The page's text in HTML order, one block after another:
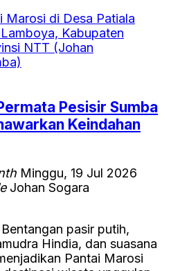
Pesisir Sumba
Keindahan
Minggu, 19 Jul 2026
Johan Sogara
pasir putih,
Hindia, dan suasana
Pantai Marosi